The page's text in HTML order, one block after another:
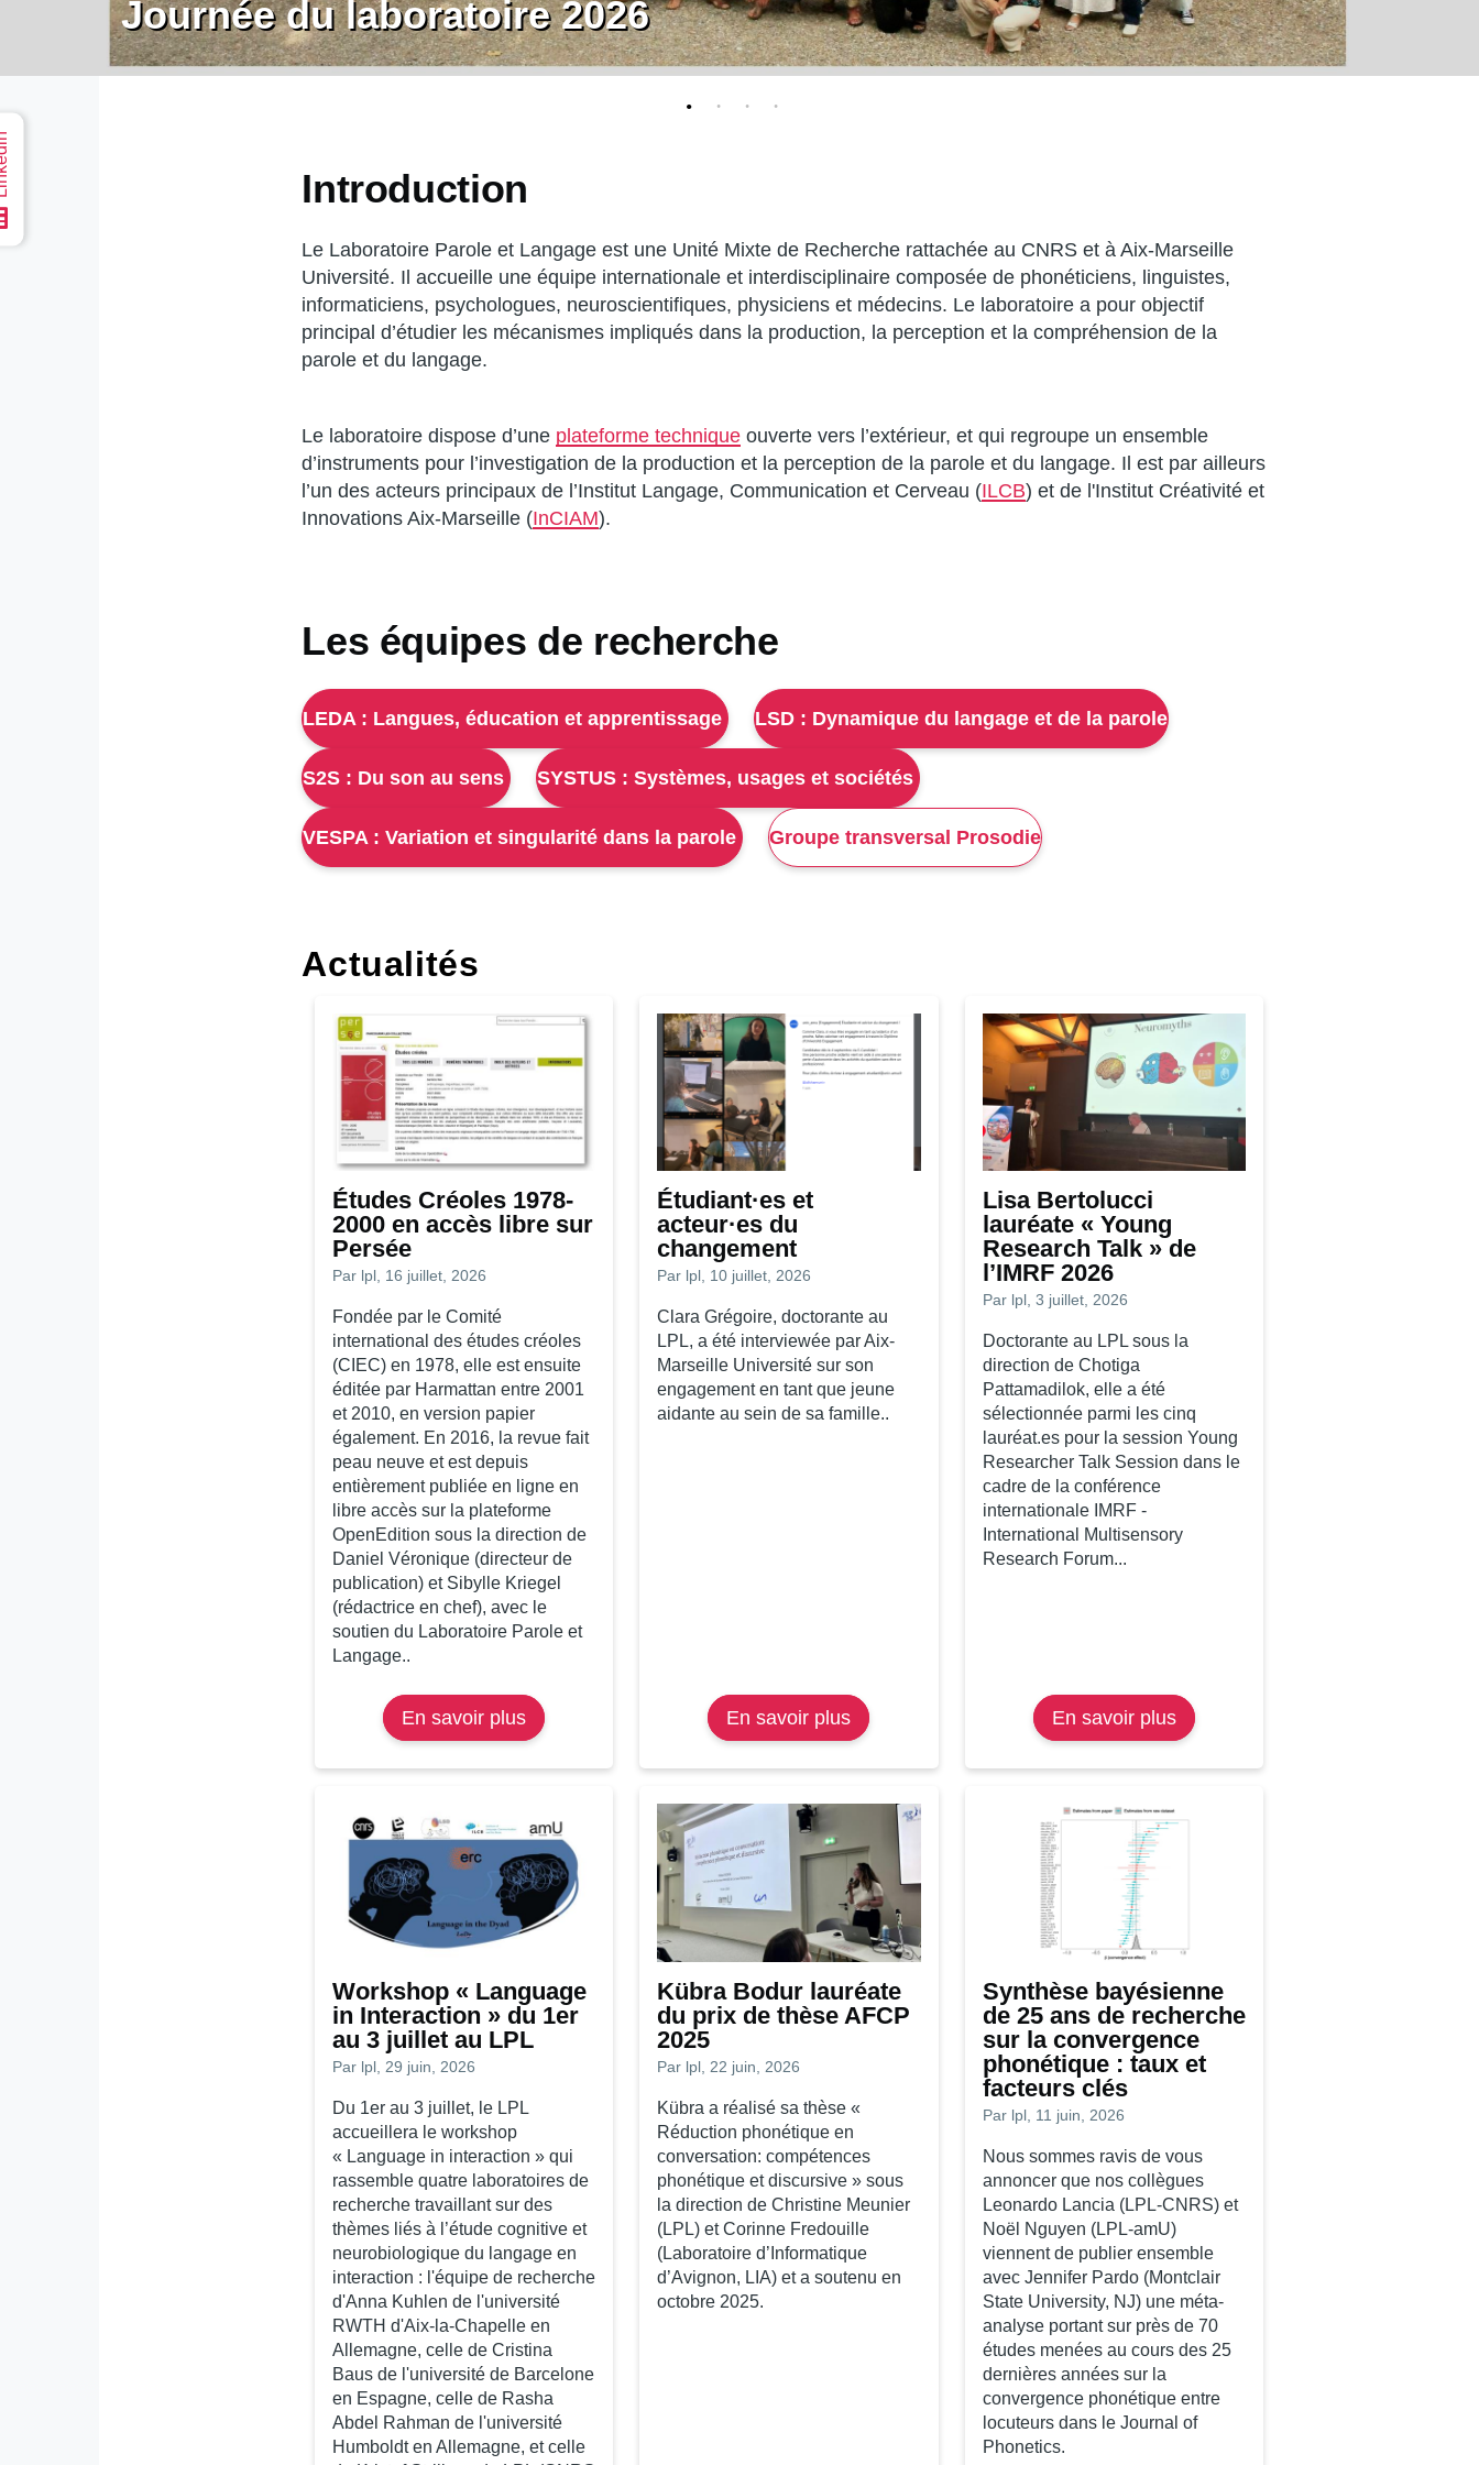
Journée du laboratoire 2026
AccueilIntroduction
Le Laboratoire Parole et Langage est une Unité Mixte de Recherche rattachée au CNRS et à Aix-Marseille
Université. Il accueille une équipe internationale et interdisciplinaire composée de phonéticiens, linguistes,
informaticiens, psychologues, neuroscientifiques, physiciens et médecins. Le laboratoire a pour objectif
principal d’étudier les mécanismes impliqués dans la production, la perception et la compréhension de la
parole et du langage.
Le laboratoire dispose d’une plateforme technique ouverte vers l’extérieur, et qui regroupe un ensemble
d’instruments pour l’investigation de la production et la perception de la parole et du langage. Il est par ailleurs
l’un des acteurs principaux de l’Institut Langage, Communication et Cerveau (ILCB) et de l'Institut Créativité et
Innovations Aix-Marseille (InCIAM).
Les équipes de recherche
LEDA : Langues, éducation et apprentissage LSD : Dynamique du langage et de la parole
S2S : Du son au sens SYSTUS : Systèmes, usages et sociétés
VESPA : Variation et singularité dans la parole Groupe transversal Prosodie
Actualités
Études Créoles 1978-
2000 en accès libre sur
Persée
Par lpl, 16 juillet, 2026
Fondée par le Comité
international des études créoles
(CIEC) en 1978, elle est ensuite
éditée par Harmattan entre 2001
et 2010, en version papier
également. En 2016, la revue fait
peau neuve et est depuis
entièrement publiée en ligne en
libre accès sur la plateforme
OpenEdition sous la direction de
Daniel Véronique (directeur de
publication) et Sibylle Kriegel
(rédactrice en chef), avec le
soutien du Laboratoire Parole et
Langage..
En savoir plus sur
Études
Créoles
2000
en
accès
libre
Persée
Étudiant·es et
acteur·es du
changement
Par lpl, 10 juillet, 2026
Clara Grégoire, doctorante au
LPL, a été interviewée par Aix-
Marseille Université sur son
engagement en tant que jeune
aidante au sein de sa famille..
En savoir plus sur
Étudiant·es
et
acteur·es
changement
Lisa Bertolucci
lauréate « Young
Research Talk » de
l’IMRF 2026
Par lpl, 3 juillet, 2026
Doctorante au LPL sous la
direction de Chotiga
Pattamadilok, elle a été
sélectionnée parmi les cinq
lauréat.es pour la session Young
Researcher Talk Session dans le
cadre de la conférence
internationale IMRF -
International Multisensory
Research Forum...
En savoir plussur
Lisa
Bertolucci
»
de
l’IMRF
2026
Workshop « Language
in Interaction » du 1er
au 3 juillet au LPL
Par lpl , 29 juin, 2026
Du 1er au 3 juillet, le LPL
accueillera le workshop
« Language in interaction » qui
rassemble quatre laboratoires de
recherche travaillant sur des
thèmes liés à l’étude cognitive et
neurobiologique du langage en
interaction : l'équipe de recherche
d'Anna Kuhlen de l'université
RWTH d'Aix-la-Chapelle en
Allemagne, celle de Cristina
Baus de l'université de Barcelone
en Espagne, celle de Rasha
Abdel Rahman de l'université
Humboldt en Allemagne, et celle
Kübra Bodur lauréate
du prix de thèse AFCP
2025
Par lpl , 22 juin, 2026
Kübra a réalisé sa thèse «
Réduction phonétique en
conversation: compétences
phonétique et discursive » sous
la direction de Christine Meunier
(LPL) et Corinne Fredouille
(Laboratoire d’Informatique
d’Avignon, LIA) et a soutenu en
octobre 2025.
Synthèse bayésienne
de 25 ans de recherche
sur la convergence
phonétique : taux et
facteurs clés
Par lpl, 11 juin, 2026
Nous sommes ravis de vous
annoncer que nos collègues
Leonardo Lancia (LPL-CNRS) et
Noël Nguyen (LPL-amU)
viennent de publier ensemble
avec Jennifer Pardo (Montclair
State University, NJ) une méta-
analyse portant sur près de 70
études menées au cours des 25
dernières années sur la
convergence phonétique entre
locuteurs dans le Journal of
Phonetics.